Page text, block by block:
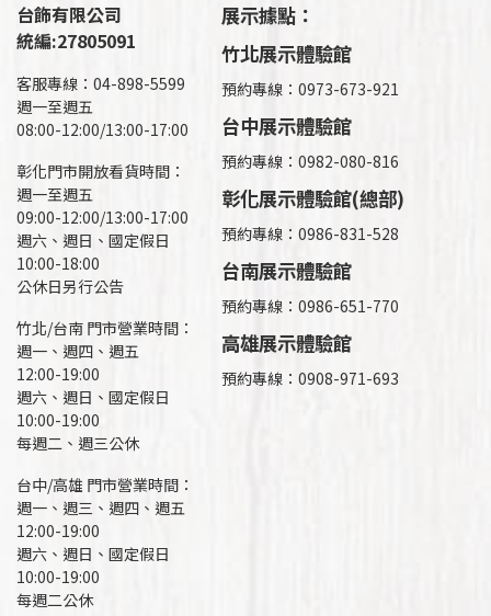
台飾有限公司
統編:27805091
客服專線：04-898-5599
週一至週五
08:00-12:00/13:00-17:00
彰化門市開放看貨時間：
週一至週五
09:00-12:00/13:00-17:00
週六、週日、國定假日
10:00-18:00
公休日另行公告
竹北/台南 門市營業時間：
週一、週四、週五
12:00-19:00
週六、週日、國定假日
10:00-19:00
每週二、週三公休
台中/高雄 門市營業時間：
週一、週三、週四、週五
12:00-19:00
週六、週日、國定假日
10:00-19:00
每週二公休
展示據點：
竹北展示體驗館
預約專線：0973-673-921
台中展示體驗館
預約專線：0982-080-816
彰化展示體驗館(總部)
預約專線： 0986-831-528
台南展示體驗館
預約專線：0986-651-770
高雄展示體驗館
預約專線： 0908-971-693